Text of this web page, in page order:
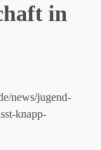
in
news/jugend-
knapp-